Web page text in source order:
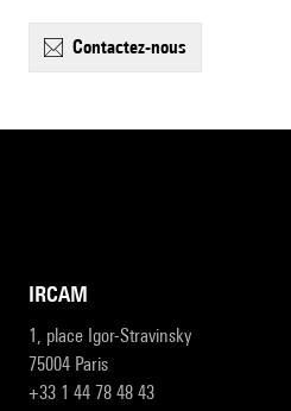
contactez-nous
IRCAM
1, place Igor-Stravinsky
75004 Paris
+33 1 44 78 48 43